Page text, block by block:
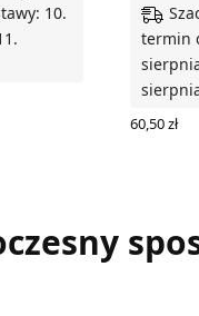
10.
termin
60,50zł